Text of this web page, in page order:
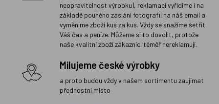
neopravitelnost výrobku), reklamaci vyřídíme i na
základě pouhého zaslání fotografií na náš email a
vyměníme zboží kus za kus. Vždy se snažíme šetřit
Váš čas a peníze. Můžeme si to dovolit, protože
naše kvalitní zboží zákazníci téměř nereklamují.
Milujeme české výrobky
a proto budou vždy v našem sortimentu zaujímat
přednostní místo